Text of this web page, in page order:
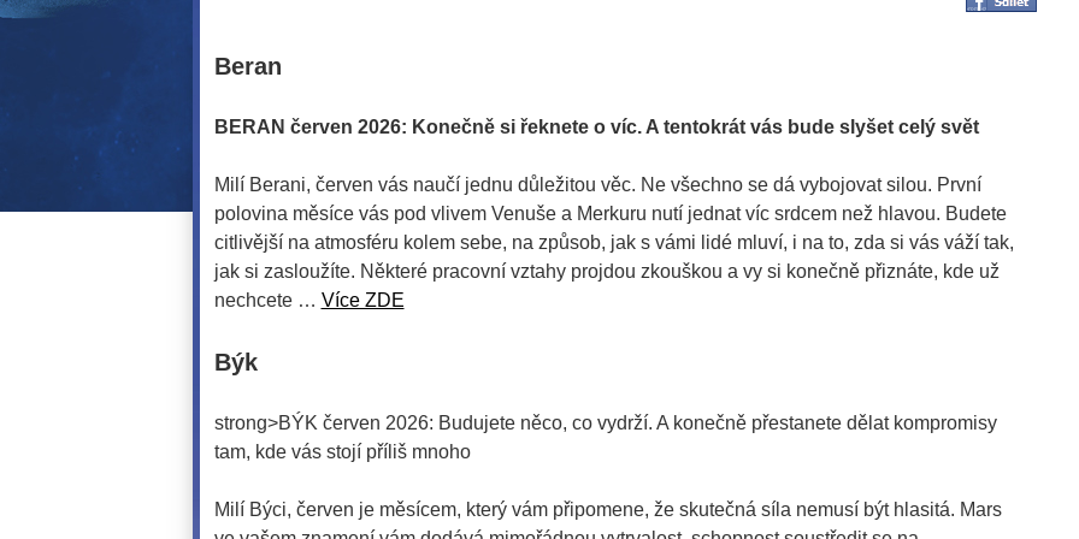
Beran
BERAN červen 2026: Konečně si řeknete o víc. A tentokrát vás bude slyšet celý svět
Milí Berani, červen vás naučí jednu důležitou věc. Ne všechno se dá vybojovat silou. První
polovina měsíce vás pod vlivem Venuše a Merkuru nutí jednat víc srdcem než hlavou. Budete
citlivější na atmosféru kolem sebe, na způsob, jak s vámi lidé mluví, i na to, zda si vás váží tak,
jak si zasloužíte. Některé pracovní vztahy projdou zkouškou a vy si konečně přiznáte, kde už
nechcete … Více ZDE
Býk
strong>BÝK červen 2026: Budujete něco, co vydrží. A konečně přestanete dělat kompromisy
tam, kde vás stojí příliš mnoho
Milí Býci, červen je měsícem, který vám připomene, že skutečná síla nemusí být hlasitá. Mars